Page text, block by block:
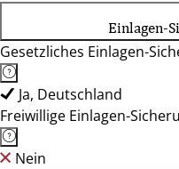
Einlagen-
Gesetzliches Einlagen-
Ja, Deutschland
Freiwillige Einlagen-
Nein